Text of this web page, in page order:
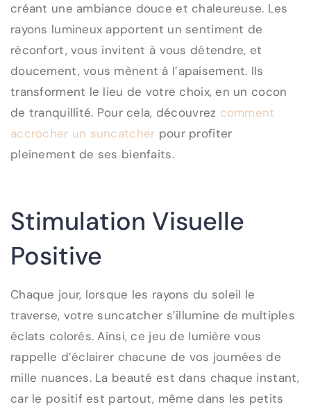
créant une ambiance douce et chaleureuse. Les
rayons lumineux apportent un sentiment de
réconfort, vous invitent à vous détendre, et
doucement, vous mènent à l’apaisement. Ils
transforment le lieu de votre choix, en un cocon
de tranquillité. Pour cela, découvrez comment
accrocher un suncatcher pour profiter
pleinement de ses bienfaits.
Stimulation Visuelle
Positive
Chaque jour, lorsque les rayons du soleil le
traverse, votre suncatcher s’illumine de multiples
éclats colorés. Ainsi, ce jeu de lumière vous
rappelle d’éclairer chacune de vos journées de
mille nuances. La beauté est dans chaque instant,
car le positif est partout, même dans les petits